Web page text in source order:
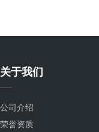
关于我们
公司介绍
荣誉资质